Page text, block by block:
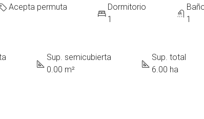
Acepta permuta
Dormitorio
1
1
Sup. semicubierta
0.00 m²
Sup. total
6.00 ha